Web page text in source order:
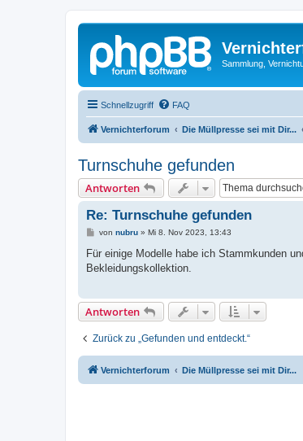
Sammlung,
Schnellzugriff FAQ
Vernichterforum Die Müllpresse sei mit Dir...
Turnschuhe gefunden
Antworten
Re: Turnschuhe gefunden
B
i
r
von nubru» Mi 8. Nov 2023, 13:43
Für einige Modelle habe ich Stammkunden
Bekleidungskollektion.
Antworten
Zurück zu „Gefunden und entdeckt.“
Vernichterforum Die Müllpresse sei mit Dir...